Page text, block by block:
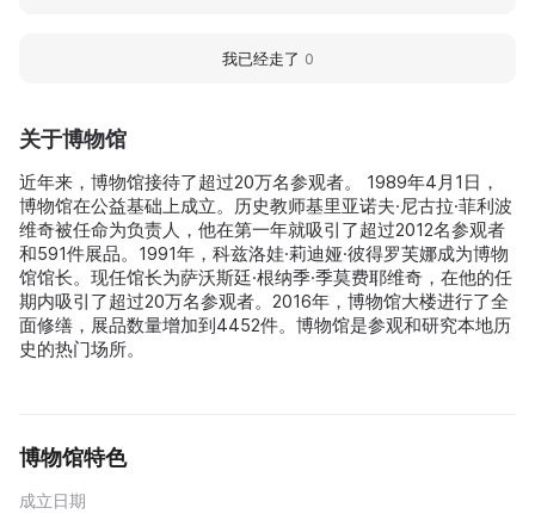
关于博物馆
近年来，博物馆接待了超过20万名参观者。 1989年4月1日，
博物馆在公益基础上成立。历史教师基里亚诺夫·尼古拉·菲利波
维奇被任命为负责人，他在第一年就吸引了超过2012名参观者
和591件展品。1991年，科兹洛娃·莉迪娅·彼得罗芙娜成为博物
馆馆长。现任馆长为萨沃斯廷·根纳季·季莫费耶维奇，在他的任
期内吸引了超过20万名参观者。2016年，博物馆大楼进行了全
面修缮，展品数量增加到4452件。博物馆是参观和研究本地历
史的热门场所。
博物馆特色
成立日期
我已经走了 0